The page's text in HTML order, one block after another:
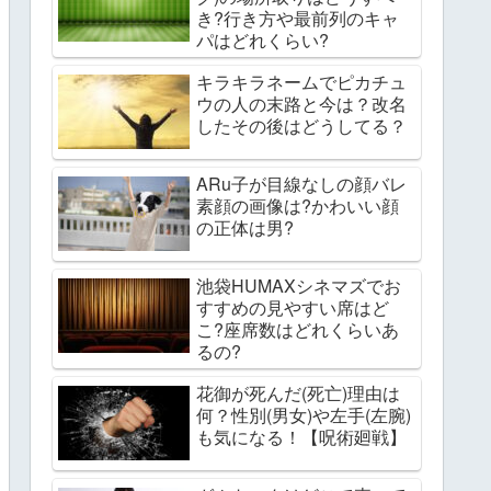
き?行き方や最前列のキャ
パはどれくらい?
キラキラネームでピカチュ
ウの人の末路と今は？改名
したその後はどうしてる？
ARu子が目線なしの顔バレ
素顔の画像は?かわいい顔
の正体は男?
池袋HUMAXシネマズでお
すすめの見やすい席はど
こ?座席数はどれくらいあ
るの?
花御が死んだ(死亡)理由は
何？性別(男女)や左手(左腕)
も気になる！【呪術廻戦】